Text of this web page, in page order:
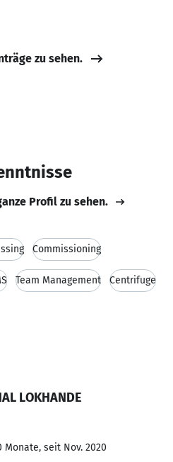
zu sehen.
Profil zu sehen.
Commissioning
Team Management Centrifuge
LOKHANDE
Monate, seit Nov. 2020